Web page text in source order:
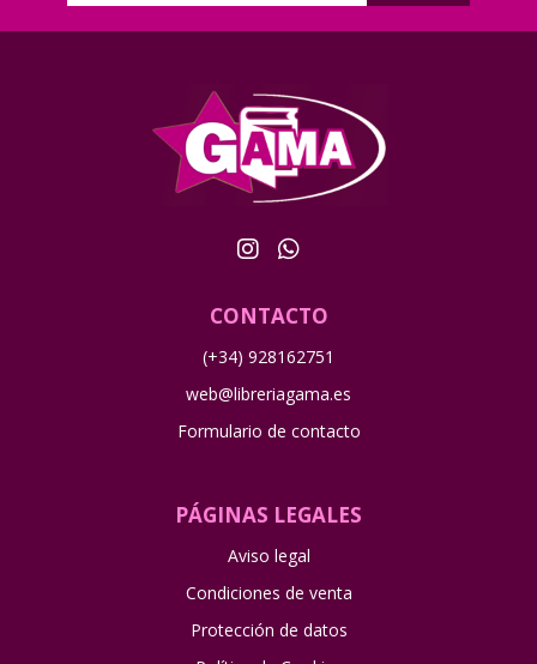
CONTACTO
(+34) 928162751
web@libreriagama.es
Formulario de contacto
PÁGINAS LEGALES
Aviso legal
Condiciones de venta
Protección de datos